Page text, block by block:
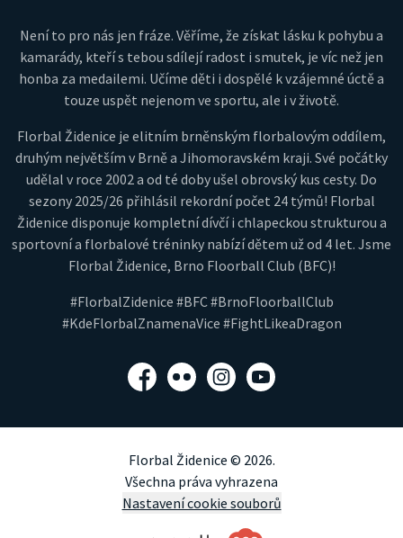
Není to pro nás jen fráze. Věříme, že získat lásku k pohybu a
kamarády, kteří s tebou sdílejí radost i smutek, je víc než jen
honba za medailemi. Učíme děti i dospělé k vzájemné úctě a
touze uspět nejenom ve sportu, ale i v životě.
Florbal Židenice je elitním brněnským florbalovým oddílem,
druhým největším v Brně a Jihomoravském kraji. Své počátky
udělal v roce 2002 a od té doby ušel obrovský kus cesty. Do
sezony 2025/26 přihlásil rekordní počet 24 týmů! Florbal
Židenice disponuje kompletní dívčí i chlapeckou strukturou a
sportovní a florbalové tréninky nabízí dětem už od 4 let. Jsme
Florbal Židenice, Brno Floorball Club (BFC)!
#FlorbalZidenice #BFC #BrnoFloorballClub
#KdeFlorbalZnamenaVice #FightLikeaDragon
Facebook
Flickr Instagram
YouTube
Florbal Židenice © 2026.
Všechna práva vyhrazena
Nastavení cookie souborů